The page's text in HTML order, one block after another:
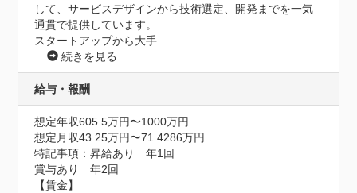
して、サービスデザインから技術選定、開発までを一気
通貫で提供しています。
スタートアップから大手
...
続きを見る
給与・報酬
想定年収605.5万円〜1000万円
想定月収43.25万円〜71.4286万円
特記事項：昇給あり　年1回
賞与あり　年2回
【賃金】